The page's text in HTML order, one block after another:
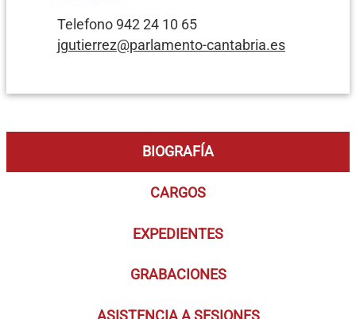
Telefono 942 24 10 65
jgutierrez@parlamento-cantabria.es
BIOGRAFÍA
CARGOS
EXPEDIENTES
GRABACIONES
ASISTENCIA A SESIONES